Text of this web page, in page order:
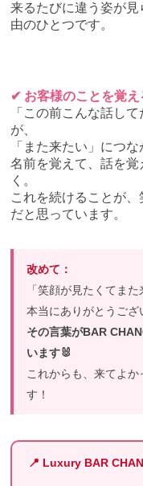
来るたびに違う姿が
由のひとつです。
✔ お客様のことを覚え
「この前こんな話し
が、
「また来たい」につ
名前を覚えて、話を
く。
これを続けることが
だと思っています。
改めて：
「笑顔が見たくてま
本当にありがとうござ
その言葉がBAR
います🐰
これからも、来てよ
す！
📍 Luxury BAR